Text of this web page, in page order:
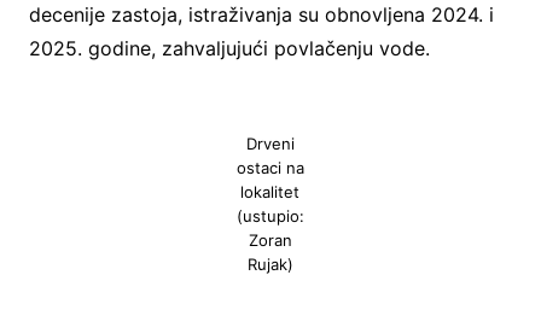
decenije zastoja, istraživanja su obnovljena 2024. i
2025. godine, zahvaljujući povlačenju vode.
Drveni
ostaci na
lokalitet
(ustupio:
Zoran
Rujak)